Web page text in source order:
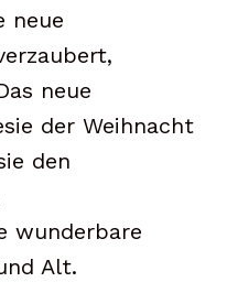
neue
neue
der Weihnacht
den
wunderbare
Alt.